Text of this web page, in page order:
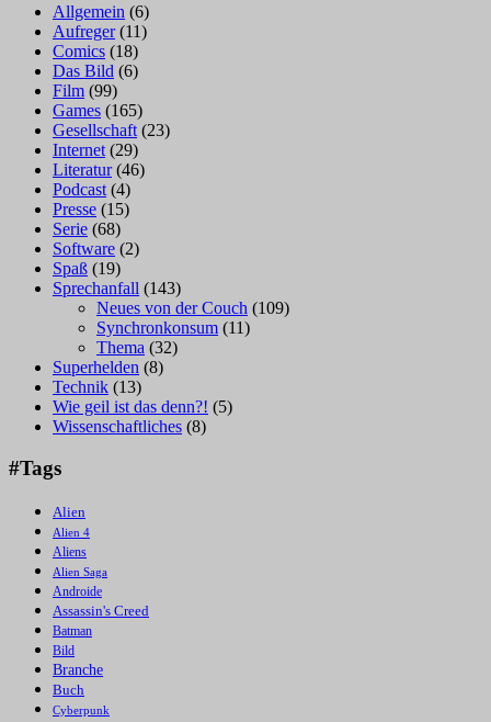
Allgemein (6)
Aufreger(11)
Comics (18)
Das Bild (6)
Film (99)
Games (165)
Gesellschaft (23)
Internet (29)
Literatur(46)
Podcast (4)
Presse (15)
Serie (68)
Software (2)
Spaß (19)
Sprechanfall (143)
Neues von der Couch (109)
Synchronkonsum (11)
Thema (32)
Superhelden (8)
Technik (13)
Wie geil ist das denn?! (5)
Wissenschaftliches (8)
#Tags
Alien
Alien 4
Aliens
Alien Saga
Androide
Assassin's Creed
Batman
Bild
Branche
Buch
Cyberpunk